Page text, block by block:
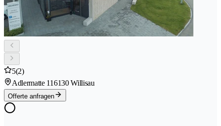
5(2)
Adlermatte 116130 Willisau
Offerte anfragen